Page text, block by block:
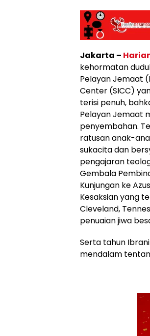
Jakarta –
kehormatan
Pelayan Jemaat
Center (SICC)
terisi penuh,
Pelayan Jemaat
penyembahan.
ratusan anak-
sukacita dan
pengajaran
Gembala
Kunjungan ke
Kesaksian yang
Cleveland,
penuaian jiwa
Serta tahun
mendalam